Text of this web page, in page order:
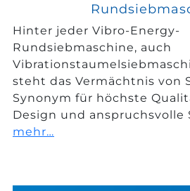
Hinter jeder Vibro-Energy-
Rundsiebmaschine, auch
steht das Vermächtnis von
Synonym für höchste
Design und anspruchsvolle
mehr…